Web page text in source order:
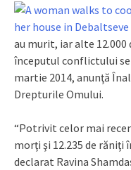
au murit, iar alte 12.000
începutul conflictului
martie 2014, anunţă
Drepturile Omului.
“Potrivit celor mai
morţi şi 12.235 de răniţi
declarat Ravina